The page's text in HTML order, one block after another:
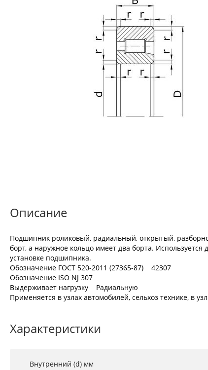
Описание
Подшипник роликовый, радиальный, открытый,
борт, а наружное кольцо имеет два борта.
установке подшипника.
Обозначение ГОСТ 520-2011 (27365-87) 42307
Обозначение ISO NJ 307
Выдерживает нагрузку Радиальную
Применяется в узлах автомобилей, сельхоз технике, в
Характеристики
Внутренний (d) мм